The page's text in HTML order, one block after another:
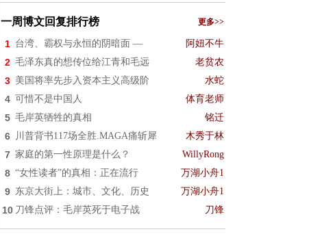
一周博文回复排行榜 更多>>
1 台湾、霸权与永恒的阴暗面 — 阿妞不牛
2 毛泽东真的想传位给江青和毛远 老贫农
3 美国将率先步入资本主义高级阶 水蛇
4 可惜不是中国人 体育老师
5 毛岸英牺牲的真相 铭迁
6 川普背书117场全胜.MAGA痛斩犀 木秀于林
7 家庭的第一性原理是什么？ WillyRong
8 “女性读者”的真相：正在流行 万湖小舟1
9 东京大街上：城市、文化、历史 万湖小舟1
10 刀锋点评：毛岸英死于电子战 刀锋